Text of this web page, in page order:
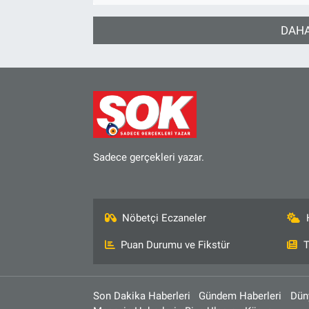
Sadece gerçekleri yazar.
Nöbetçi Eczaneler
Puan Durumu ve Fikstür
Son Dakika Haberleri Gündem Haberleri